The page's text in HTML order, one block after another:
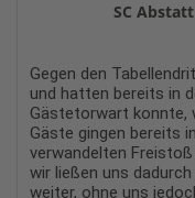
SC
Gegen den
und hatten bereits in
Gästetorwart konnte,
Gäste gingen bereits
verwandelten
wir ließen uns
weiter, ohne uns